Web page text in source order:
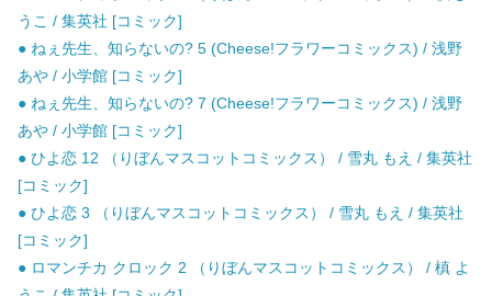
うこ / 集英社 [コミック]
● ねぇ先生、知らないの? 5 (Cheese!フラワーコミックス) / 浅野
あや / 小学館 [コミック]
● ねぇ先生、知らないの? 7 (Cheese!フラワーコミックス) / 浅野
あや / 小学館 [コミック]
● ひよ恋 12 （りぼんマスコットコミックス） / 雪丸 もえ / 集英社
[コミック]
● ひよ恋 3 （りぼんマスコットコミックス） / 雪丸 もえ / 集英社
[コミック]
● ロマンチカ クロック 2 （りぼんマスコットコミックス） / 槙 よ